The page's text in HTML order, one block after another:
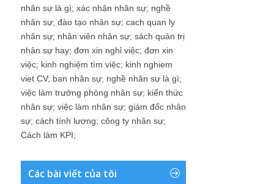
nhân sự là gì; xác nhận nhân sự; nghề
nhân sự; đào tạo nhân sự; cach quan ly
nhân sự; nhân viên nhân sự; sách quản trị
nhân sự hay; đơn xin nghỉ việc; đơn xin
việc; kinh nghiệm tìm việc; kinh nghiem
viet CV; ban nhân sự; nghề nhân sự là gì;
việc làm trưởng phòng nhân sự; kiến thức
nhân sự; việc làm nhân sự; giám đốc nhân
sự; cách tính lương; công ty nhân sự;
Cách làm KPI;
Các bài viết của tôi